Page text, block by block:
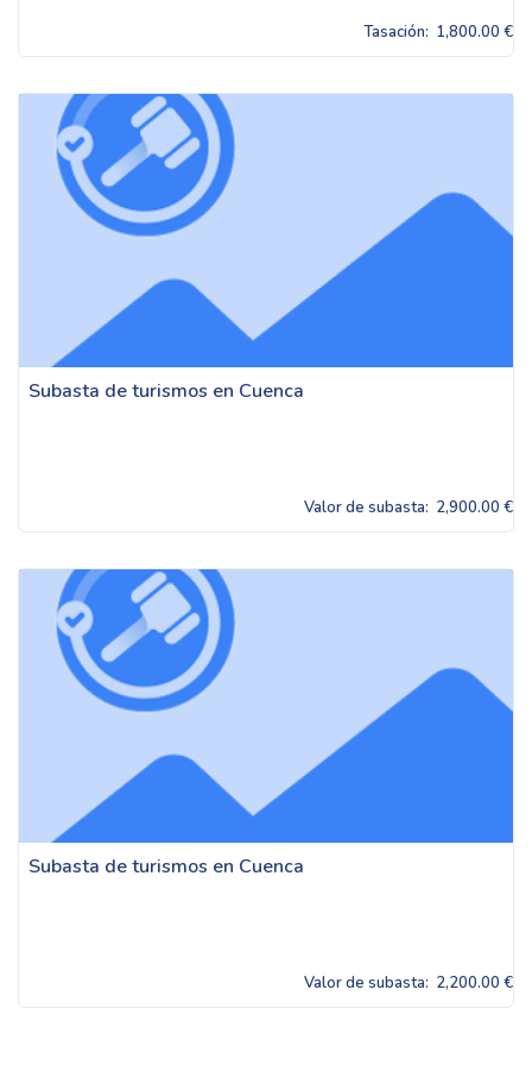
Tasación: 1,800.00 €
Subasta de turismos en Cuenca
Valor de subasta: 2,900.00 €
Subasta de turismos en Cuenca
Valor de subasta: 2,200.00 €